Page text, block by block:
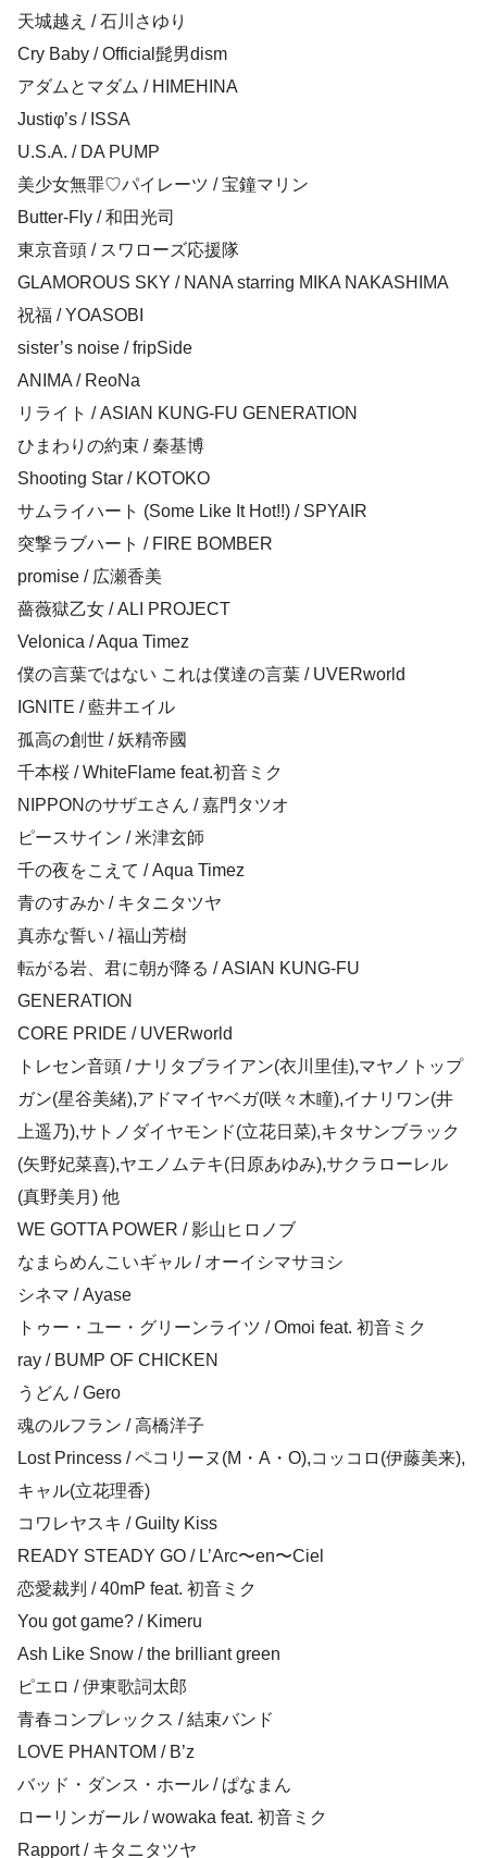
天城越え / 石川さゆり
Cry Baby / Official髭男dism
アダムとマダム / HIMEHINA
Justiφ’s / ISSA
U.S.A. / DA PUMP
美少女無罪♡パイレーツ / 宝鐘マリン
Butter-Fly / 和田光司
東京音頭 / スワローズ応援隊
GLAMOROUS SKY / NANA starring MIKA NAKASHIMA
祝福 / YOASOBI
sister’s noise / fripSide
ANIMA / ReoNa
リライト / ASIAN KUNG-FU GENERATION
ひまわりの約束 / 秦基博
Shooting Star / KOTOKO
サムライハート (Some Like It Hot!!) / SPYAIR
突撃ラブハート / FIRE BOMBER
promise / 広瀬香美
薔薇獄乙女 / ALI PROJECT
Velonica / Aqua Timez
僕の言葉ではない これは僕達の言葉 / UVERworld
IGNITE / 藍井エイル
孤高の創世 / 妖精帝國
千本桜 / WhiteFlame feat.初音ミク
NIPPONのサザエさん / 嘉門タツオ
ピースサイン / 米津玄師
千の夜をこえて / Aqua Timez
青のすみか / キタニタツヤ
真赤な誓い / 福山芳樹
転がる岩、君に朝が降る / ASIAN KUNG-FU
GENERATION
CORE PRIDE / UVERworld
トレセン音頭 / ナリタブライアン(衣川里佳),マヤノトップ
ガン(星谷美緒),アドマイヤベガ(咲々木瞳),イナリワン(井
上遥乃),サトノダイヤモンド(立花日菜),キタサンブラック
(矢野妃菜喜),ヤエノムテキ(日原あゆみ),サクラローレル
(真野美月) 他
WE GOTTA POWER / 影山ヒロノブ
なまらめんこいギャル / オーイシマサヨシ
シネマ / Ayase
トゥー・ユー・グリーンライツ / Omoi feat. 初音ミク
ray / BUMP OF CHICKEN
うどん / Gero
魂のルフラン / 高橋洋子
Lost Princess / ペコリーヌ(M・A・O),コッコロ(伊藤美来),
キャル(立花理香)
コワレヤスキ / Guilty Kiss
READY STEADY GO / L’Arc〜en〜Ciel
恋愛裁判 / 40mP feat. 初音ミク
You got game? / Kimeru
Ash Like Snow / the brilliant green
ピエロ / 伊東歌詞太郎
青春コンプレックス / 結束バンド
LOVE PHANTOM / B’z
バッド・ダンス・ホール / ぱなまん
ローリンガール / wowaka feat. 初音ミク
Rapport / キタニタツヤ